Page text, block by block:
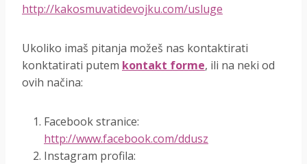
http://kakosmuvatidevojku.com/usluge
Ukoliko imaš pitanja možeš nas kontaktirati
konktatirati putem kontakt forme, ili na neki od
ovih načina:
Facebook stranice:
http://www.facebook.com/ddusz
Instagram profila: